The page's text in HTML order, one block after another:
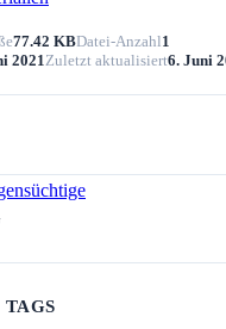
77.42 KBDatei-Anzahl1
2021 Zuletzt aktualisiert6. Juni